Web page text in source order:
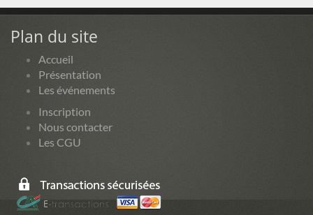
Plan du site
Accueil
Présentation
Les événements
Inscription
Nous contacter
Les CGU